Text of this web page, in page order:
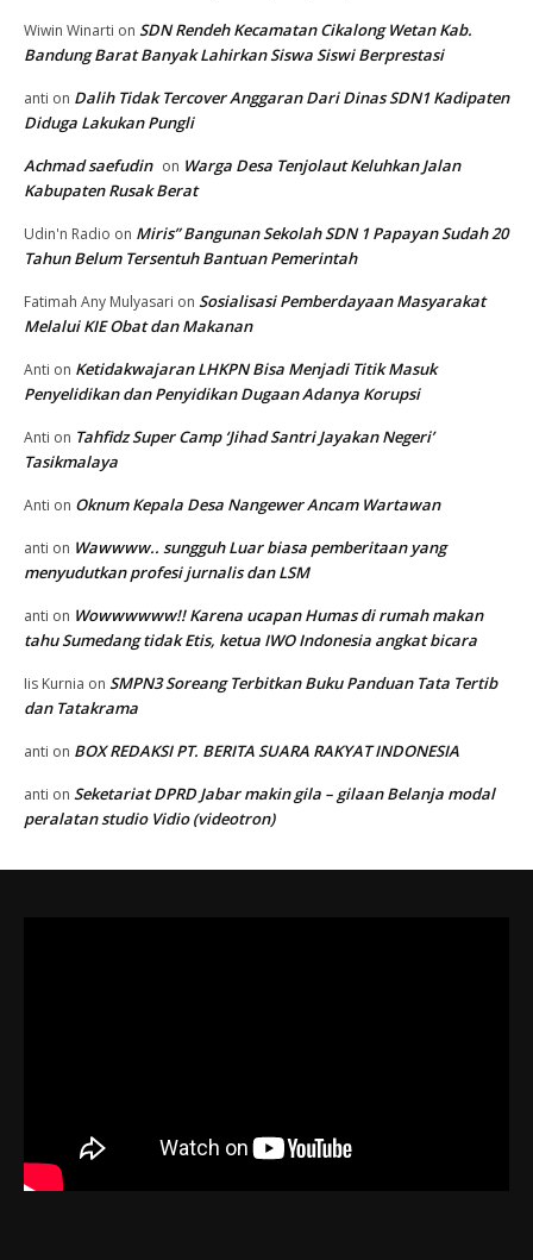
Wiwin Winarti on SDN Rendeh Kecamatan Cikalong Wetan Kab.
Bandung Barat Banyak Lahirkan Siswa Siswi Berprestasi
anti on Dalih Tidak Tercover Anggaran Dari Dinas SDN1 Kadipaten
Diduga Lakukan Pungli
Achmad saefudin on Warga Desa Tenjolaut Keluhkan Jalan
Kabupaten Rusak Berat
Udin'n Radio on Miris” Bangunan Sekolah SDN 1 Papayan Sudah 20
Tahun Belum Tersentuh Bantuan Pemerintah
Fatimah Any Mulyasari on Sosialisasi Pemberdayaan Masyarakat
Melalui KIE Obat dan Makanan
Anti on Ketidakwajaran LHKPN Bisa Menjadi Titik Masuk
Penyelidikan dan Penyidikan Dugaan Adanya Korupsi
Anti on Tahfidz Super Camp ‘Jihad Santri Jayakan Negeri’
Tasikmalaya
Anti on Oknum Kepala Desa Nangewer Ancam Wartawan
anti on Wawwww.. sungguh Luar biasa pemberitaan yang
menyudutkan profesi jurnalis dan LSM
anti on Wowwwwww!! Karena ucapan Humas di rumah makan
tahu Sumedang tidak Etis, ketua IWO Indonesia angkat bicara
Iis Kurnia on SMPN3 Soreang Terbitkan Buku Panduan Tata Tertib
dan Tatakrama
anti on BOX REDAKSI PT. BERITA SUARA RAKYAT INDONESIA
anti on Seketariat DPRD Jabar makin gila – gilaan Belanja modal
peralatan studio Vidio (videotron)